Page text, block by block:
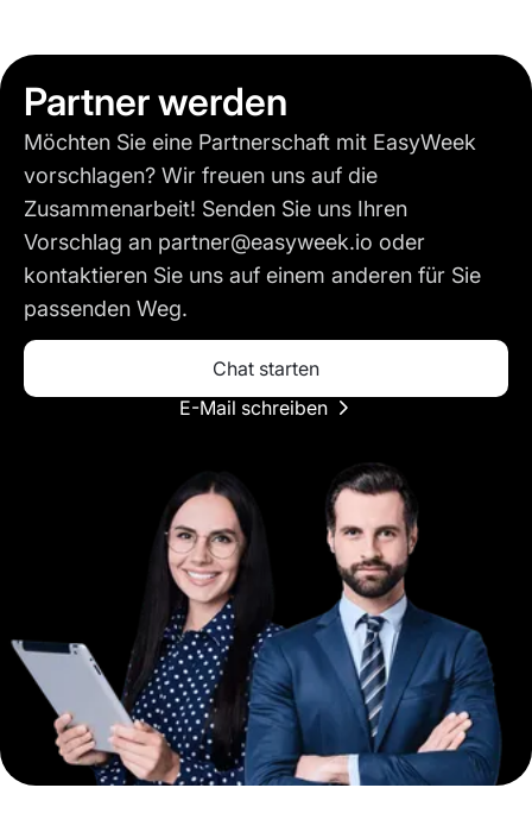
Partner werden
Möchten Sie eine Partnerschaft mit EasyWeek
vorschlagen? Wir freuen uns auf die
Zusammenarbeit! Senden Sie uns Ihren
Vorschlag an partner@easyweek.io oder
kontaktieren Sie uns auf einem anderen für Sie
passenden Weg.
Chat starten
E-Mail schreiben